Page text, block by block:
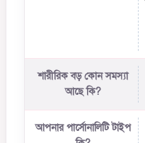
শারীরিক বড় কোন সমস্যা
আছে কি?
আপনার পার্সোনালিটি টাইপ